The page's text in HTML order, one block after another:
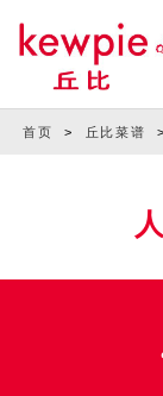
首页 > 丘比菜谱